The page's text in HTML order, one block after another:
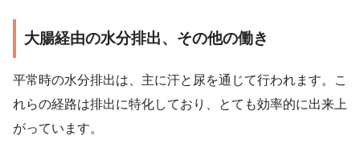
大腸経由の水分排出、その他の働き
平常時の水分排出は、主に汗と尿を通じて行われます。こ
れらの経路は排出に特化しており、とても効率的に出来上
がっています。